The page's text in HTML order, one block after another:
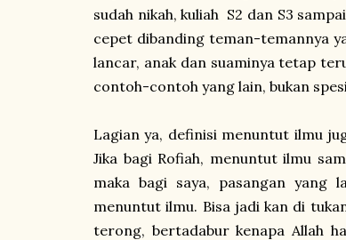
sudah nikah, kuliah S2 dan S3
cepet dibanding teman-temannya
lancar, anak dan suaminya tetap
contoh-contoh yang lain, bukan
Lagian ya, definisi menuntut ilmu
Jika bagi Rofiah, menuntut ilmu
maka bagi saya, pasangan yang
menuntut ilmu. Bisa jadi kan di
terong, bertadabur kenapa Allah